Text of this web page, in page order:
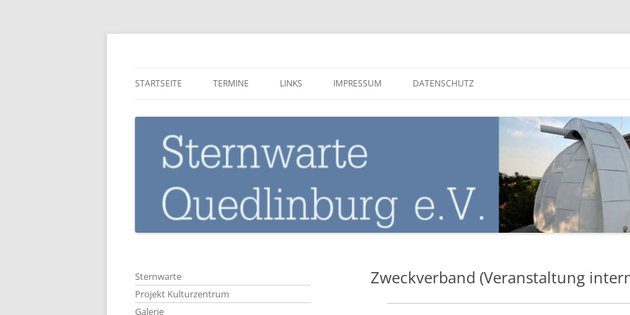
Zum
STARTSEITE TERMINE LINKS IMPRESSUM DATENSCHUTZ
Zweckverband (Veranstaltung
Sternwarte
Projekt Kulturzentrum
Galerie